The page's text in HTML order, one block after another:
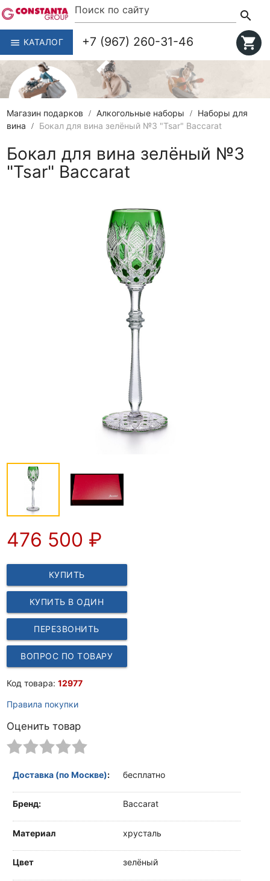
menu КАТАЛОГ
search
+7 (967) 260-31-46
shopping_cart
Магазин подарков Алкогольные наборы
Наборы для
вина
Бокал для вина зелёный №3 "Tsar" Baccarat
Бокал для вина зелёный №3
"Tsar" Baccarat
476 500 ₽
КУПИТЬ
КУПИТЬ В ОДИН
КЛИК
ПЕРЕЗВОНИТЬ
ВОПРОС ПО ТОВАРУ
Код товара: 12977
Правила покупки
Оценить товар
Доставка (по Москве): бесплатно
Бренд: Baccarat
Материал хрусталь
Цвет зелёный